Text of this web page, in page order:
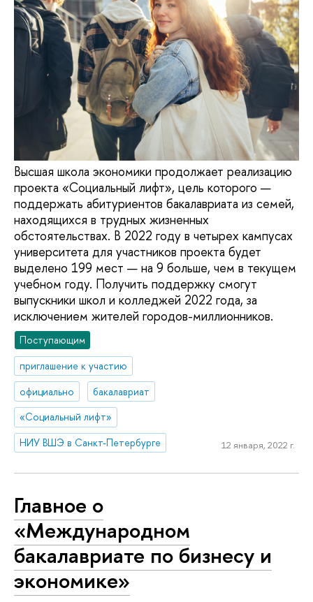
Высшая школа экономики продолжает реализацию
проекта «Социальный лифт», цель которого —
поддержать абитуриентов бакалавриата из семей,
находящихся в трудных жизненных
обстоятельствах. В 2022 году в четырех кампусах
университета для участников проекта будет
выделено 199 мест — на 9 больше, чем в текущем
учебном году. Получить поддержку смогут
выпускники школ и колледжей 2022 года, за
исключением жителей городов-миллионников.
Поступающим
приглашение к участию
официально
бакалавриат
«Социальный лифт»
НИУ ВШЭ в Санкт-Петербурге
12 января, 2022 г.
Главное о
«Международном
бакалавриате по бизнесу и
экономике»